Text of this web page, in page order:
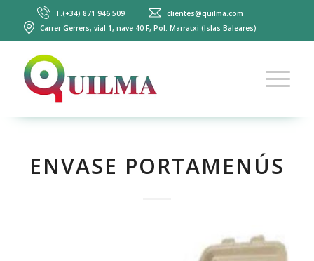
T.(+34) 871 946 509
clientes@quilma.com
Carrer Gerrers, vial 1, nave 40 F, Pol. Marratxi (Islas Baleares)
ENVASE PORTAMENÚS